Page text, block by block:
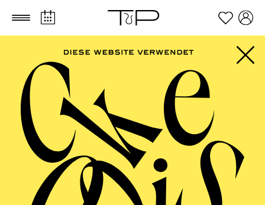
Zum Hauptinhalt springen Zum Footer springen
ESSENER
PHILHARMONIKER